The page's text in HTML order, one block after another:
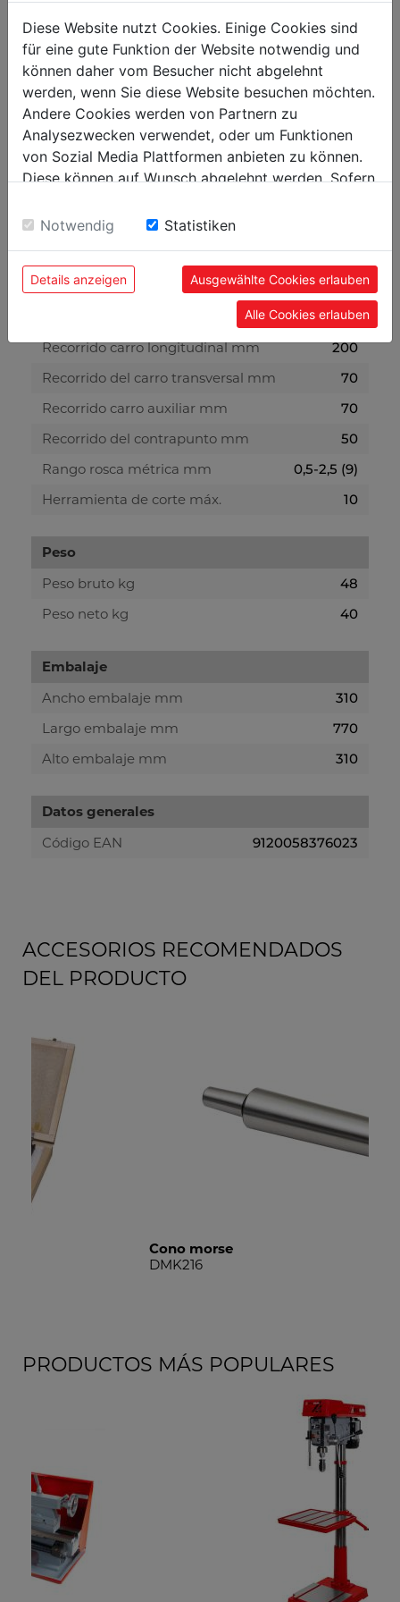
Tornos
Distancia entre puntos mm
300
Altura de puntas mm
90
Diámetro admisible sobre la bancada mm
Diámetro sobre el carro mm
Velocidades min-1
50-2500
Cono morse del husillo principal
Cono morse del contrapunto
MK2/MT2
0,009-0,04 mm/U (10)
Recorrido carro longitudinal mm
200
Recorrido del carro transversal mm
70
Recorrido carro auxiliar mm
70
Recorrido del contrapunto mm
50
Rango rosca métrica mm
0,5-2,5 (9)
Herramienta de corte máx.
10
Peso
Peso bruto kg
48
Peso neto kg
40
Embalaje
Ancho embalaje mm
310
Largo embalaje mm
770
Alto embalaje mm
310
Datos generales
Código EAN
9120058376023
ACCESORIOS RECOMENDADOS
DEL PRODUCTO
PRODUCTOS MÁS POPULARES
Diese Website nutzt Cookies. Einige Cookies sind
für eine gute Funktion der Website notwendig und
können daher vom Besucher nicht abgelehnt
werden, wenn Sie diese Website besuchen möchten.
Andere Cookies werden von Partnern zu
Analysezwecken verwendet, oder um Funktionen
von Sozial Media Plattformen anbieten zu können.
Diese können auf Wunsch abgelehnt werden. Sofern
Einwilligung zu unseren Cookies.
Notwendig Statistiken
Details anzeigen Ausgewählte Cookies erlauben
Alle Cookies erlauben